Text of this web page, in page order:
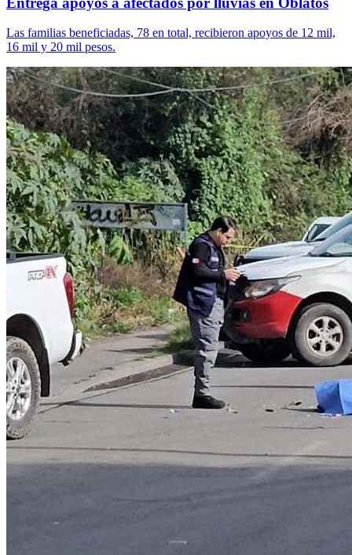
Las familias beneficiadas, 78 en total, recibieron apoyos de 12 mil,
16 mil y 20 mil pesos.